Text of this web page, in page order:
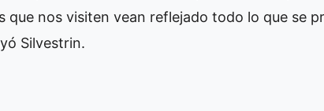
que nos visiten vean reflejado todo lo que se
Silvestrin.